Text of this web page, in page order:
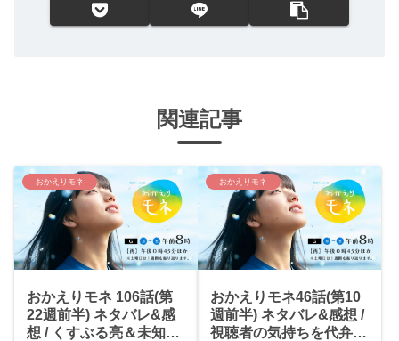
関連記事
おかえりモネ
おかえりモネ 106話(第
22週前半) ネタバレ&感
想 / くすぶる亮＆未知、
おかえりモネ
おかえりモネ46話(第10
週前半) ネタバレ&感想 /
視聴者の気持ちを代弁し